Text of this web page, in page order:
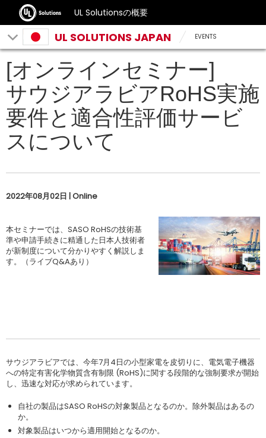
UL Solutionsの概要
UL SOLUTIONS JAPAN EVENTS
[オンラインセミナー]
サウジアラビアRoHS実施
要件と適合性評価サービ
スについて
2022年08月02日 | Online
本セミナーでは、SASO RoHSの技術基
準や申請手続きに精通した日本人技術者
が新制度について分かりやすく解説しま
す。（ライブQ&Aあり）
サウジアラビアでは、今年7月4日の小型家電を皮切りに、電気電子機器
への特定有害化学物質含有制限 (RoHS)に関する段階的な強制要求が開始
し、迅速な対応が求められています。
自社の製品はSASO RoHSの対象製品となるのか。除外製品はあるの
か。
対象製品はいつから適用開始となるのか。